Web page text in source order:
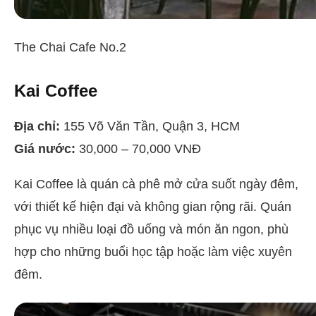
The Chai Cafe No.2
Kai Coffee
Địa chỉ: 155 Võ Văn Tần, Quận 3, HCM
Giá nước: 30,000 – 70,000 VNĐ
Kai Coffee là quán cà phê mở cửa suốt ngày đêm,
với thiết kế hiện đại và không gian rộng rãi. Quán
phục vụ nhiều loại đồ uống và món ăn ngon, phù
hợp cho những buổi học tập hoặc làm việc xuyên
đêm.